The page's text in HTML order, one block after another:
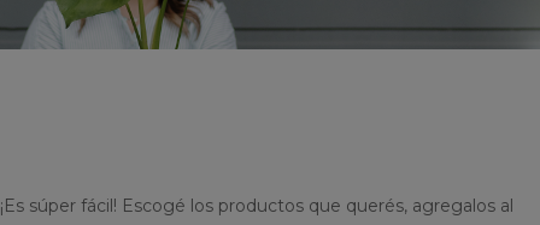
¡Es súper fácil! Escogé los productos que querés, agregalos al